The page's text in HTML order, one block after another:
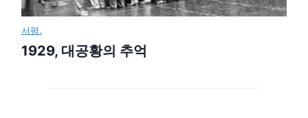
서평.
1929, 대공황의 추억